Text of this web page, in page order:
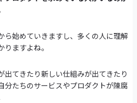
ら始めていきますし、多くの人に理解
ますよね。
出てきたり新しい仕組みが出てきたり
分たちのサービスやプロダクトが陳腐